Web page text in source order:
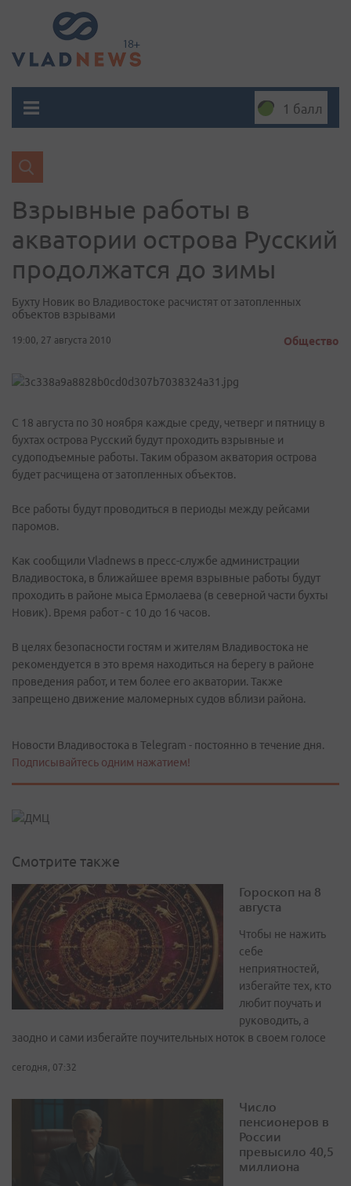
1 балл
Взрывные работы в
акватории острова Русский
продолжатся до зимы
Бухту Новик во Владивостоке расчистят от затопленных
объектов взрывами
19:00, 27 августа 2010 Общество
С 18 августа по 30 ноября каждые среду, четверг и пятницу в
бухтах острова Русский будут проходить взрывные и
судоподъемные работы. Таким образом акватория острова
будет расчищена от затопленных объектов.
Все работы будут проводиться в периоды между рейсами
паромов.
Как сообщили Vladnews в пресс-службе администрации
Владивостока, в ближайшее время взрывные работы будут
проходить в районе мыса Ермолаева (в северной части бухты
Новик). Время работ - с 10 до 16 часов.
В целях безопасности гостям и жителям Владивостока не
рекомендуется в это время находиться на берегу в районе
проведения работ, и тем более его акватории. Также
запрещено движение маломерных судов вблизи района.
Новости Владивостока в Telegram - постоянно в течение дня.
Подписывайтесь одним нажатием!
Смотрите также
Гороскоп на 8
августа
Чтобы не нажить
себе
неприятностей,
избегайте тех, кто
любит поучать и
руководить, а
заодно и сами избегайте поучительных ноток в своем голосе
сегодня, 07:32
Число
пенсионеров в
России
превысило 40,5
миллиона